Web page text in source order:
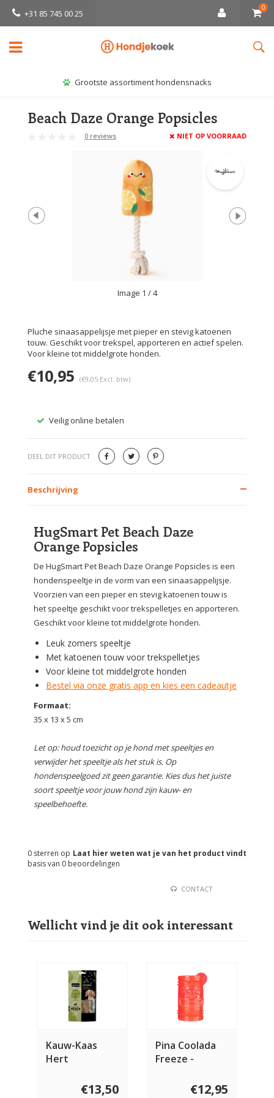
+31 85 745 00 25
0
Grootste assortiment hondensnacks
Beach Daze Orange Popsicles
0 reviews NIET OP VOORRAAD
Image 1 / 4
Pluche sinaasappelijsje met pieper en stevig katoenen
touw. Geschikt voor trekspel, apporteren en actief spelen.
Voor kleine tot middelgrote honden.
€10,95 (€9,05 Excl. btw)
Veilig online betalen
DEEL DIT PRODUCT
Beschrijving
HugSmart Pet Beach Daze
Orange Popsicles
De HugSmart Pet Beach Daze Orange Popsicles is een
hondenspeeltje in de vorm van een sinaasappelijsje.
Voorzien van een pieper en stevig katoenen touw is
het speeltje geschikt voor trekspelletjes en apporteren.
Geschikt voor kleine tot middelgrote honden.
Leuk zomers speeltje
Met katoenen touw voor trekspelletjes
Voor kleine tot middelgrote honden
Bestel via onze gratis app en kies een cadeautje
Formaat:
35 x 13 x 5 cm
Let op: houd toezicht op je hond met speeltjes en
verwijder het speeltje als het stuk is. Op
hondenspeelgoed zit geen garantie. Kies dus het juiste
soort speeltje voor jouw hond zijn kauw- en
speelbehoefte.
Laat hier weten wat je van het product vindt
0 sterren op
basis van 0 beoordelingen
CONTACT
Wellicht vind je dit ook interessant
Kauw-Kaas
Hert
€13,50
Pina Coolada
Freeze -
Chew Toy€12,95